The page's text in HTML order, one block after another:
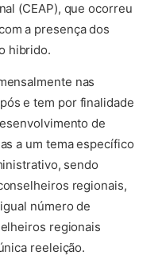
(CEAP), que ocorreu
a presença dos
hibrido.
nas
e tem por finalidade
de
a um tema específico
sendo
regionais,
número de
regionais
reeleição.